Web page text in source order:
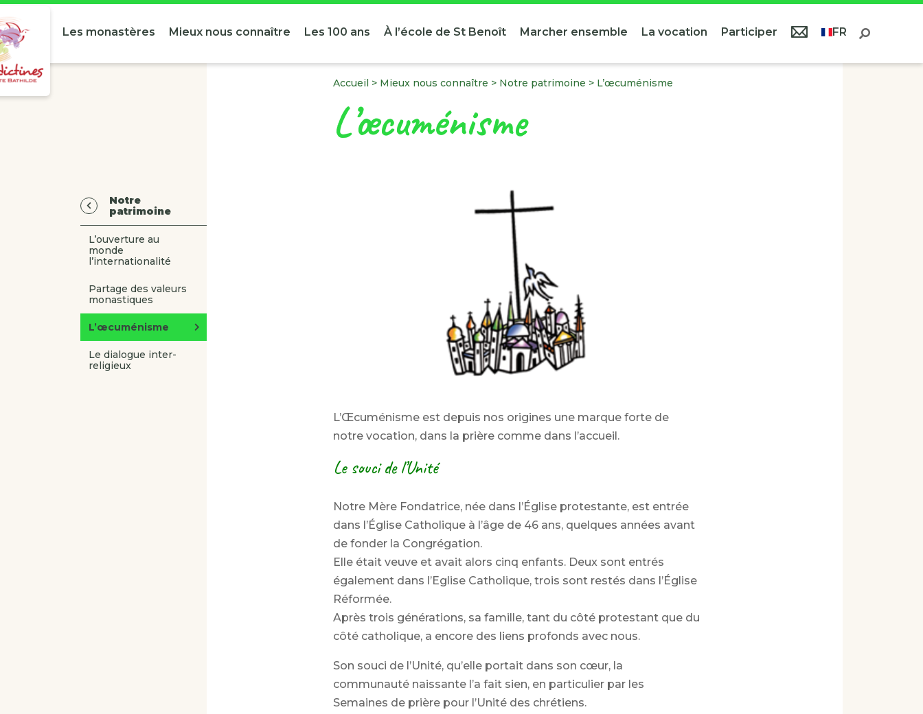
Les monastères Mieux nous connaître Les 100 ans À l’école de St Benoît Marcher ensemble La vocation Participer FR
Notre
patrimoine
L’ouverture au
monde
l’internationalité
Partage des valeurs
monastiques
L’œcuménisme
Le dialogue inter-
religieux
Accueil > Mieux nous connaître > Notre patrimoine > L’œcuménisme
L’œcuménisme
L’Œcuménisme est depuis nos origines une marque forte de
notre vocation, dans la prière comme dans l’accueil.
Le souci de l’Unité
Notre Mère Fondatrice, née dans l’Église protestante, est entrée
dans l’Église Catholique à l’âge de 46 ans, quelques années avant
de fonder la Congrégation.
Elle était veuve et avait alors cinq enfants. Deux sont entrés
également dans l’Eglise Catholique, trois sont restés dans l’Église
Réformée.
Après trois générations, sa famille, tant du côté protestant que du
côté catholique, a encore des liens profonds avec nous.
Son souci de l’Unité, qu’elle portait dans son cœur, la
communauté naissante l’a fait sien, en particulier par les
Semaines de prière pour l’Unité des chrétiens.